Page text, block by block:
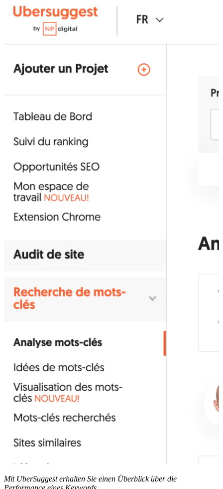
Mit UberSuggest erhalten Sie einen Überblick über die